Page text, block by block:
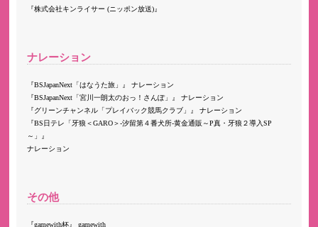
株式会社キンライサー (ニッポン放送)
ナレーション
BSJapanNext「はなうた旅」
ナレーション
BSJapanNext「宮川一朗太のおっ！さんぽ」
ナレーション
グリーンチャンネル「プレイバック競馬クラブ」
ナレーション
BS日テレ「牙狼＜GARO＞-汐留第４番犬所-黄金通販～P真・牙狼２導入SP
～」
ナレーション
その他
gamewith杯
gamewith